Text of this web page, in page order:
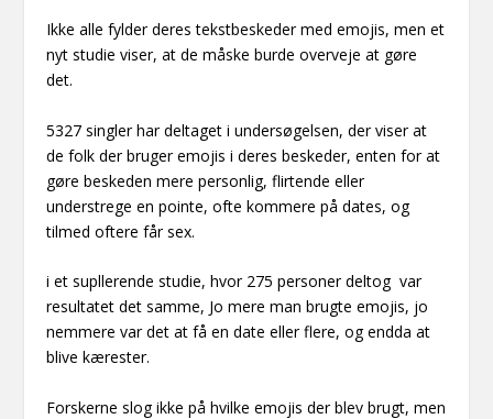
Ikke alle fylder deres tekstbeskeder med emojis, men et
nyt studie viser, at de måske burde overveje at gøre
det.
5327 singler har deltaget i undersøgelsen, der viser at
de folk der bruger emojis i deres beskeder, enten for at
gøre beskeden mere personlig, flirtende eller
understrege en pointe, ofte kommere på dates, og
tilmed oftere får sex.
i et supllerende studie, hvor 275 personer deltog var
resultatet det samme, Jo mere man brugte emojis, jo
nemmere var det at få en date eller flere, og endda at
blive kærester.
Forskerne slog ikke på hvilke emojis der blev brugt, men